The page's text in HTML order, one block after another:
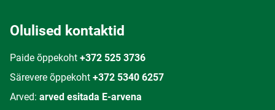
Olulised kontaktid
Paide õppekoht +372 525 3736
Särevere õppekoht +372 5340 6257
Arved: arved esitada E-arvena